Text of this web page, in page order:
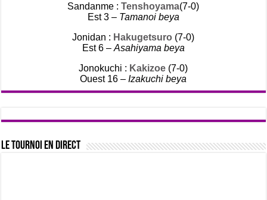
Sandanme :Tenshoyama(7-0)
Est 3 – Tamanoi beya
Jonidan : Hakugetsuro (7-0)
Est 6 – Asahiyama beya
Jonokuchi : Kakizoe (7-0)
Ouest 16 –Izakuchi beya
Le tournoi en direct